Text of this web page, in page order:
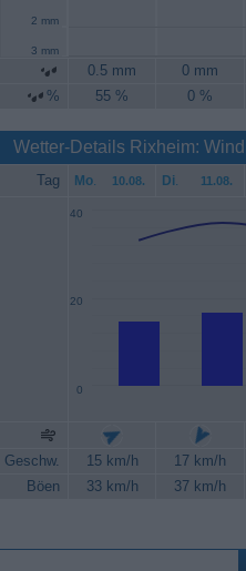
2 mm
3 mm
0.5 mm 0 mm
%
55 % 0 %
Wetter-Details Rixheim: Wind
Tag Mo. 10.08. Di. 11.08.
0
20
40
Geschw. 15 km/h 17 km/h
Böen
33 km/h 37 km/h